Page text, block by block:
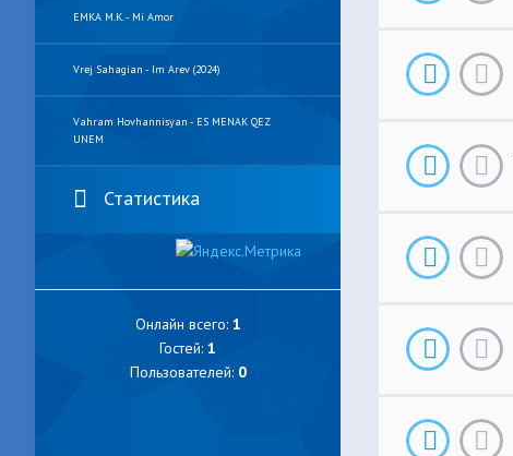
EMKA M.K. - Mi Amor
Vrej Sahagian - Im Arev (2024)
Vahram Hovhannisyan - ES MENAK QEZ
UNEM
Статистика
Онлайн всего: 1
Гостей: 1
Пользователей: 0